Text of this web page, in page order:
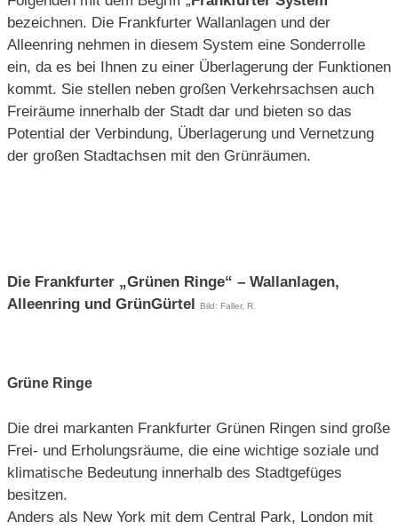
bezeichnen. Die Frankfurter Wallanlagen und der
Alleenring nehmen in diesem System eine Sonderrolle
ein, da es bei Ihnen zu einer Überlagerung der Funktionen
kommt. Sie stellen neben großen Verkehrsachsen auch
Freiräume innerhalb der Stadt dar und bieten so das
Potential der Verbindung, Überlagerung und Vernetzung
der großen Stadtachsen mit den Grünräumen.
Die Frankfurter „Grünen Ringe“ – Wallanlagen,
Alleenring und GrünGürtel
Bild: Faller, R.
Grüne Ringe
Die drei markanten Frankfurter Grünen Ringen sind große
Frei- und Erholungsräume, die eine wichtige soziale und
klimatische Bedeutung innerhalb des Stadtgefüges
besitzen.
Anders als New York mit dem Central Park, London mit